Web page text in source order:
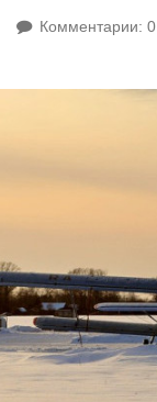
Комментарии: 0